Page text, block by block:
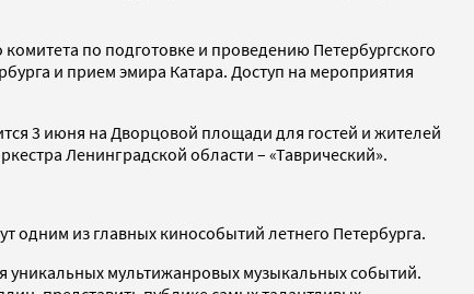
по подготовке и проведению Петербургского
и прием эмира Катара. Доступ на мероприятия
3 июня на Дворцовой площади для гостей и жителей
Ленинградской области – «Таврический».
одним из главных кинособытий летнего Петербурга.
уникальных мультижанровых музыкальных событий.